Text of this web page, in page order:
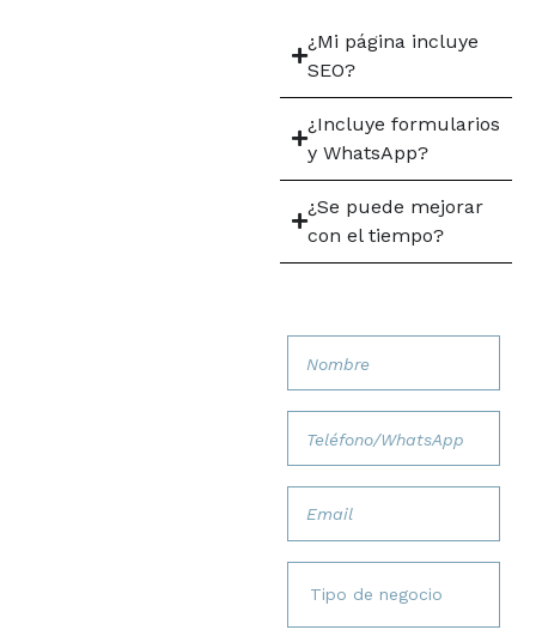
¿Mi página incluye
SEO?
¿Incluye formularios
y WhatsApp?
¿Se puede mejorar
con el tiempo?